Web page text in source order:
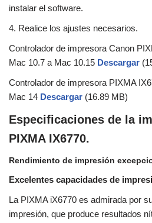
instalar el software.
4. Realice los ajustes necesarios.
Controlador de impresora Canon
Mac 10.7 a Mac 10.15 Descargar
Controlador de impresora PIXMA
Mac 14 Descargar (16.89 MB)
Especificaciones de la
PIXMA IX6770.
Rendimiento de impresión
Excelentes capacidades de
La PIXMA iX6770 es admirada por
impresión, que produce resultados